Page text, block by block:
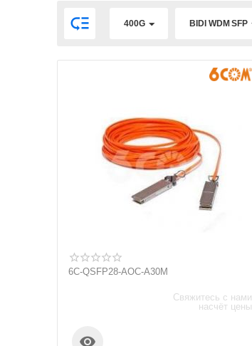
 400G BIDI WDM SFP
6C-QSFP28-AOC-A30M
Свяжитесь с нами
насчёт цены
